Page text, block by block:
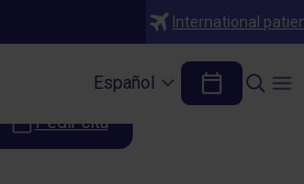
International
Español
PET RNM
Pedir cita